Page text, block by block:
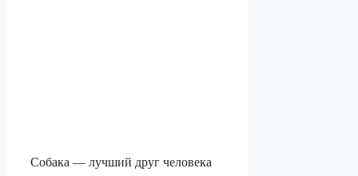
Собака — лучший друг человека